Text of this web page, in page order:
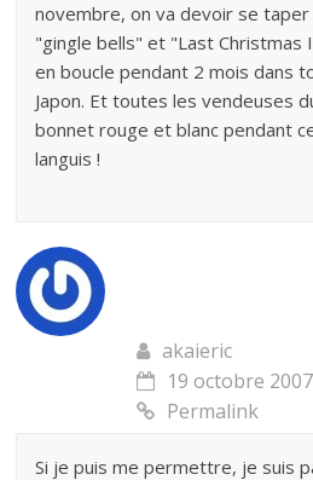
novembre, on va devoir se
"gingle bells" et "Last Christmas
en boucle pendant 2 mois dans
Japon. Et toutes les vendeuses
bonnet rouge et blanc pendant
languis !
akaieric
19 octobre
Permalink
Si je puis me permettre, je suis